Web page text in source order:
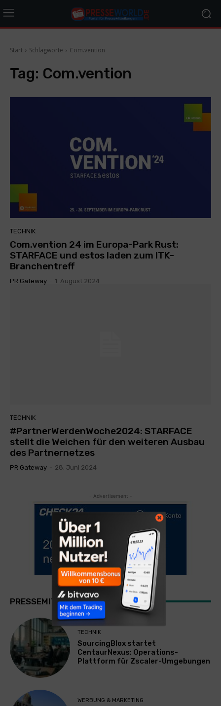
Start Schlagworte Com.vention
Tag: Com.vention
TECHNIK
Com.vention 24 im Europa-Park Rust:
STARFACE und estos laden zum ITK-
Branchentreff
PR Gateway 1. August 2024
TECHNIK
#PartnerWerdenWoche2024: STARFACE
stellt die Weichen für den weiteren Ausbau
des Partnernetzes
PR Gateway 28. Juni 2024
- Advertisement -
PRESSEMITTEILUNGEN
TECHNIK
SourcingBlox startet
CentaurNexus: Operations-
Plattform für Zscaler-Umgebungen
WERBUNG & MARKETING